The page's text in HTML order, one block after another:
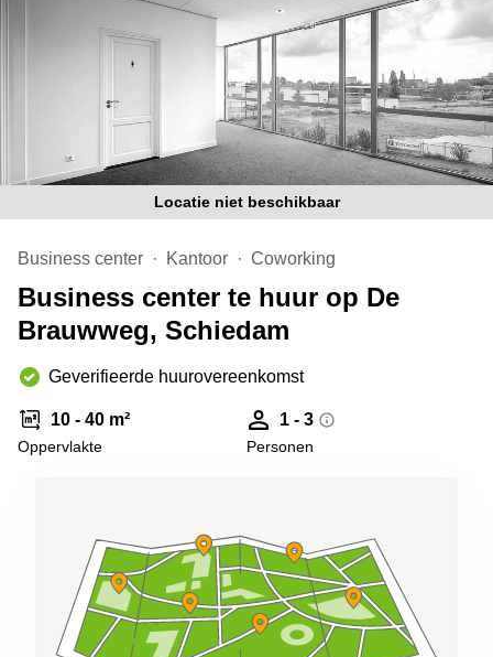
space
Breda
Coworking
in Arnhem
Coworking
Hilversum
Coworking
space
Zwolle
Kantoor
Hengelo
Bedrijfsruimte
Locatie niet beschikbaar
Business center Kantoor Coworking
Business center te huur op De
Brauwweg, Schiedam
Geverifieerde huurovereenkomst
10 - 40 m²
Oppervlakte
1 - 3
Personen